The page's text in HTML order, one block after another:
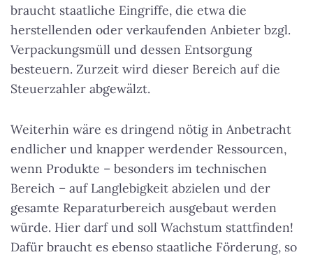
braucht staatliche Eingriffe, die etwa die
herstellenden oder verkaufenden Anbieter bzgl.
Verpackungsmüll und dessen Entsorgung
besteuern. Zurzeit wird dieser Bereich auf die
Steuerzahler abgewälzt.
Weiterhin wäre es dringend nötig in Anbetracht
endlicher und knapper werdender Ressourcen,
wenn Produkte – besonders im technischen
Bereich – auf Langlebigkeit abzielen und der
gesamte Reparaturbereich ausgebaut werden
würde. Hier darf und soll Wachstum stattfinden!
Dafür braucht es ebenso staatliche Förderung, so